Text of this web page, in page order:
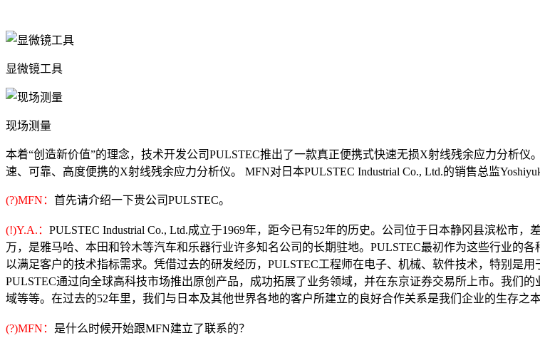
显微镜工具
现场测量
本着“创造新价值”的理念，技术开发公司PULSTEC推出了一款真正便携式快速无损X射线残余应力分析仪
速、可靠、高度便携的X射线残余应力分析仪。 MFN对日本PULSTEC Industrial Co., Ltd.的销售总监
(?)MFN： 首先请介绍一下贵公司PULSTEC。
(!)Y.A.： PULSTEC Industrial Co., Ltd.成立于1969年，距今已有52年的历史。公司位于日本静冈县滨松市
万，是雅马哈、本田和铃木等汽车和乐器行业许多知名公司的长期驻地。PULSTEC最初作为这些行业的
以满足客户的技术指标需求。凭借过去的研发经历，PULSTEC工程师在电子、机械、软件技术，特别是
PULSTEC通过向全球高科技市场推出原创产品，成功拓展了业务领域，并在东京证券交易所上市。我们
域等等。在过去的52年里，我们与日本及其他世界各地的客户所建立的良好合作关系是我们企业的生存之本
(?)MFN： 是什么时候开始跟MFN建立了联系的？